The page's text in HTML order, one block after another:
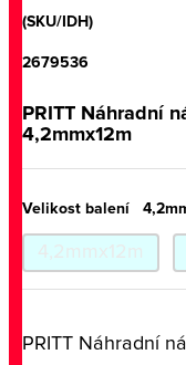
(SKU/IDH)
2679536
PRITT Náhradní
4,2mmx12m
Velikost balení
PRITT Náhradní